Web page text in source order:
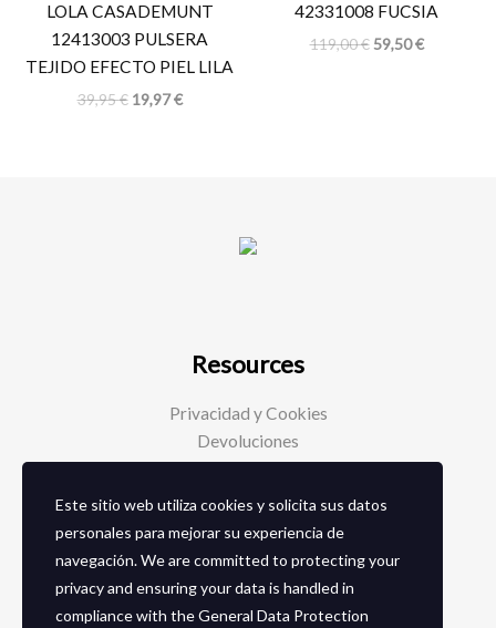
LOLA CASADEMUNT
12413003 PULSERA
TEJIDO EFECTO PIEL LILA
39,95€ 19,97€
42331008 FUCSIA
119,00€ 59,50€
Resources
Privacidad y Cookies
Devoluciones
Social Media
Facebook
Instagram
Este sitio web utiliza cookies y solicita sus datos
personales para mejorar su experiencia de
navegación. We are committed to protecting your
privacy and ensuring your data is handled in
compliance with theGeneral Data Protection